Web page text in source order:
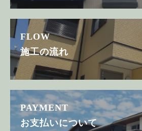
FLOW
施工の流れ
PAYMENT
お支払いについて